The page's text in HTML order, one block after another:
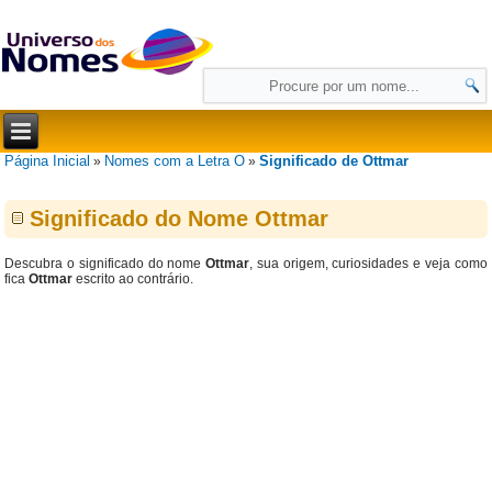
Página Inicial » Nomes com a Letra O »Significado de Ottmar
Significado do Nome Ottmar
Descubra o significado do nomeOttmar, sua origem, curiosidades e veja como
ficaOttmar escrito ao contrário.